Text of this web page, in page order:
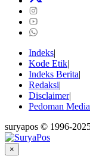
Indeks
Kode Etik
Indeks Berita
Redaksi
Disclaimer
Pedoman
suryapos © 1996-
×